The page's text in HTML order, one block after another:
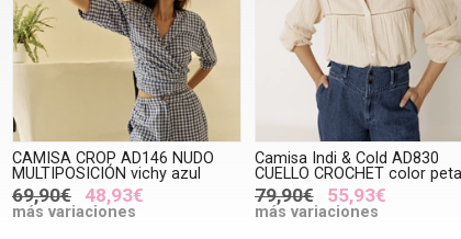
CAMISA CROP AD146 NUDO
MULTIPOSICIÓN vichy azul
69,90€ 48,93€
más variaciones
Camisa Indi & Cold AD830
CUELLO CROCHET color
79,90€ 55,93€
más variaciones